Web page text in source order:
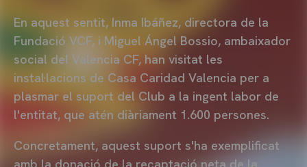
En aquest sentit, Inma Ibáñez, directora de la
Fundació VCF, i Miguel Ángel Bossio, ambaixador
social del Valencia CF, han visitat les
instal·lacions de Casa Caridad Valencia per a
plasmar el suport del Club a la ingent labor de
l'entitat, que atén diàriament 1.600 persones.
Concretament, aquest suport s'ha exemplificat
amb la donació de la recaptació neta de la